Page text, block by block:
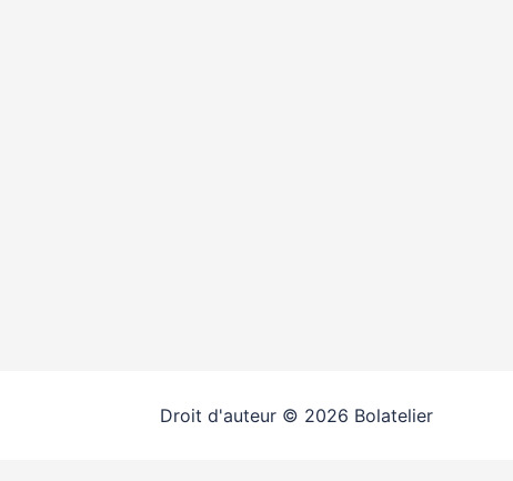
Droit d'auteur © 2026 Bolatelier